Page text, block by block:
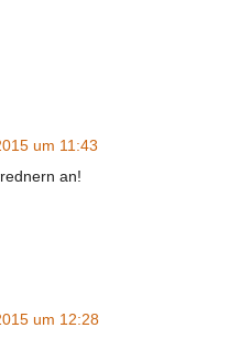
um 11:43
an!
um 12:28